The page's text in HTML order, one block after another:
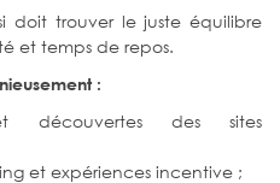
doit trouver le juste équilibre
et temps de repos.
:
découvertes des sites
et expériences incentive ;